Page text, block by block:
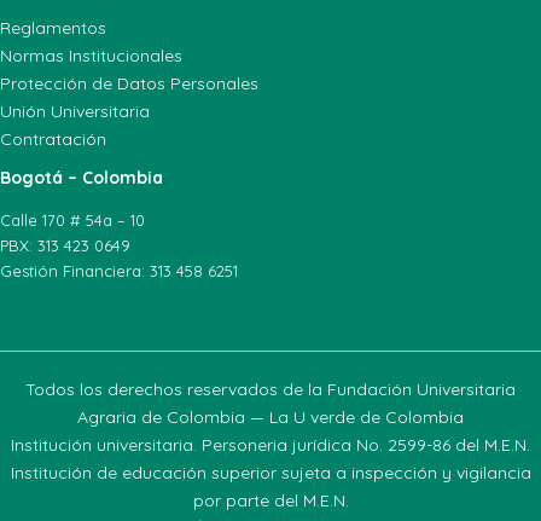
Reglamentos
Normas Institucionales
Protección de Datos Personales
Unión Universitaria
Contratación
Bogotá – Colombia
Calle 170 # 54a – 10
PBX: 313 423 0649
Gestión Financiera: 313 458 6251
Todos los derechos reservados de la Fundación Universitaria
Agraria de Colombia — La U verde de Colombia
Institución universitaria. Personeria jurídica No. 2599-86 del M.E.N.
Institución de educación superior sujeta a inspección y vigilancia
por parte del M.E.N.